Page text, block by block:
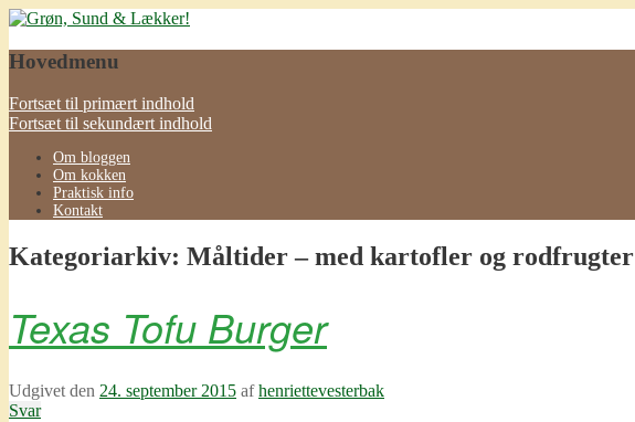
Grøn, Sund & Lækker!
Hovedmenu
Fortsæt til primært indhold
Fortsæt til sekundært indhold
Om bloggen
Om kokken
Praktisk info
Kontakt
Kategoriarkiv: Måltider – med kartofler og rodfrugter
Texas Tofu Burger
Udgivet den 24. september 2015 afhenriettevesterbak
Svar